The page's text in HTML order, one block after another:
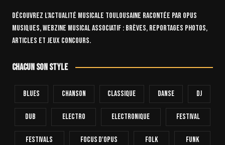
Découvrez l’actualité musicale toulousaine racontée par OPUS
Musiques, webzine musical associatif : brèves, reportages photos,
articles et jeux concours.
Chacun son style
Blues Chanson Classique Danse Dj
Dub Electro Electronique FESTIVAL
Festivals Focus D'Opus Folk Funk